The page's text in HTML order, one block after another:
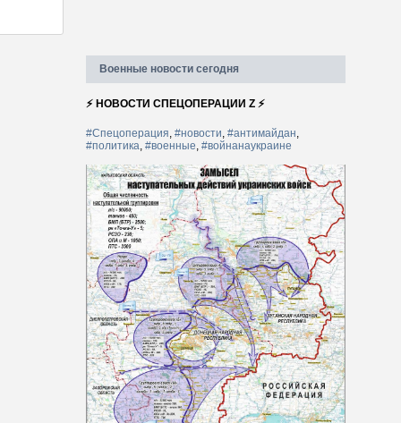
Военные новости сегодня
⚡ НОВОСТИ СПЕЦОПЕРАЦИИ Z ⚡
#Спецоперация, #новости, #антимайдан,
#политика, #военные, #войнанаукраине